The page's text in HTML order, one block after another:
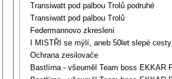
Transiwatt pod palbou Trolů podruhé
Transiwatt pod palbou Trolů
Federmannovo zkreslení
I MISTŘI se mýlí, aneb 50let slepé
Ochrana zesilovače
Bastlírna - všeuměl Team boss EKKAR